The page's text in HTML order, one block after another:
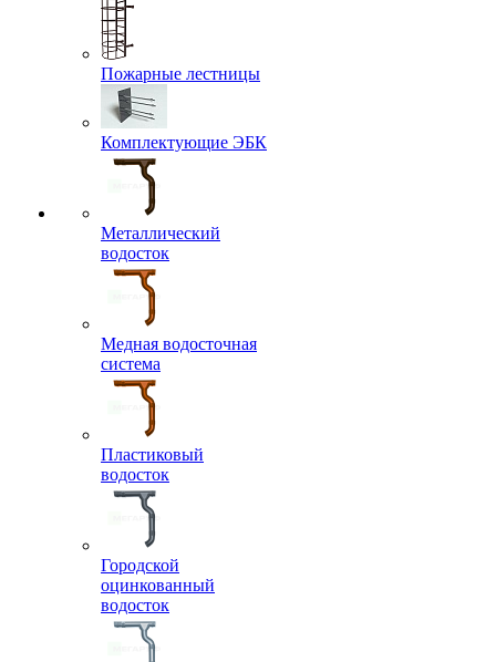
Пожарные лестницы
Комплектующие ЭБК
Металлический
водосток
Медная водосточная
система
Пластиковый
водосток
Городской
оцинкованный
водосток